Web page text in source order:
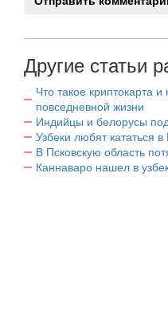
Другие статьи
Что такое криптокарта и
повседневной жизни
Индийцы и белорусы
Узбеки любят кататься в
В Псковскую область
Каннаваро нашел в